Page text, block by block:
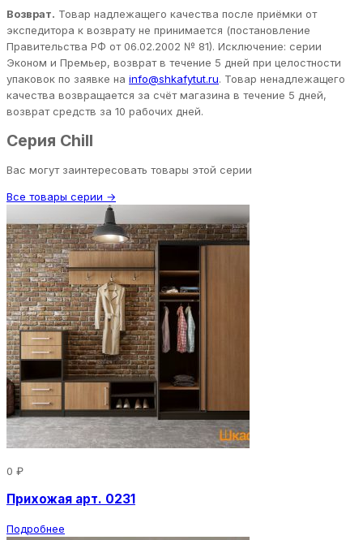
Возврат. Товар надлежащего качества после приёмки от
экспедитора к возврату не принимается (постановление
Правительства РФ от 06.02.2002 № 81). Исключение: серии
Эконом и Премьер, возврат в течение 5 дней при целостности
упаковок по заявке на info@shkafytut.ru. Товар ненадлежащего
качества возвращается за счёт магазина в течение 5 дней,
возврат средств за 10 рабочих дней.
Серия Chill
Вас могут заинтересовать товары этой серии
Все товары серии →
0 ₽
Прихожая арт. 0231
Подробнее